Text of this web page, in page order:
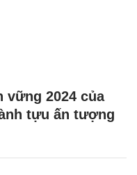
vững 2024 của
tựu ấn tượng